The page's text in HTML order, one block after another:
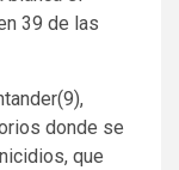
39 de las
donde se
que